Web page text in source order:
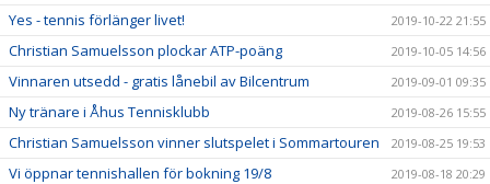
Yes - tennis förlänger livet! 2019-10-22 21:55
Christian Samuelsson plockar ATP-poäng 2019-10-05 14:56
Vinnaren utsedd - gratis lånebil av Bilcentrum 2019-09-01 09:35
Ny tränare i Åhus Tennisklubb 2019-08-26 15:55
Christian Samuelsson vinner slutspelet i Sommartouren 2019-08-25 19:53
Vi öppnar tennishallen för bokning 19/8 2019-08-18 20:29